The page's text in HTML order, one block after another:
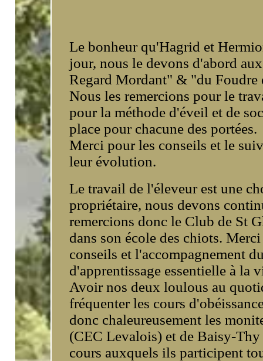
Le bonheur qu'Hagrid et
jour, nous le devons d'abord
Regard Mordant" & "du Foudre
Nous les remercions pour le
pour la méthode d'éveil et de
place pour chacune des portées.
Merci pour les conseils et le
leur évolution.
Le travail de l'éleveur est une
propriétaire, nous devons
remercions donc le Club de St
dans son école des chiots.
conseils et l'accompagnement
d'apprentissage essentielle à la
Avoir nos deux loulous au
fréquenter les cours
donc chaleureusement les
(CEC Levalois) et de Baisy-
cours auxquels ils participent